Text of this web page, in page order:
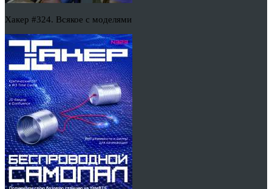
Хакер #324. Всякое с моделями